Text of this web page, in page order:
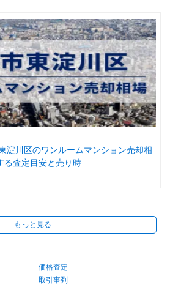
淀川区のワンルームマンション売却相
る査定目安と売り時
もっと見る
価格査定
取引事列